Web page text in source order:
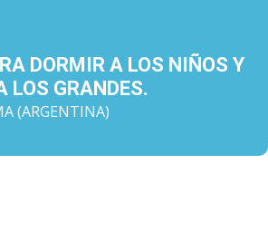
DORMIR A LOS NIÑOS Y
LOS GRANDES.
(ARGENTINA)